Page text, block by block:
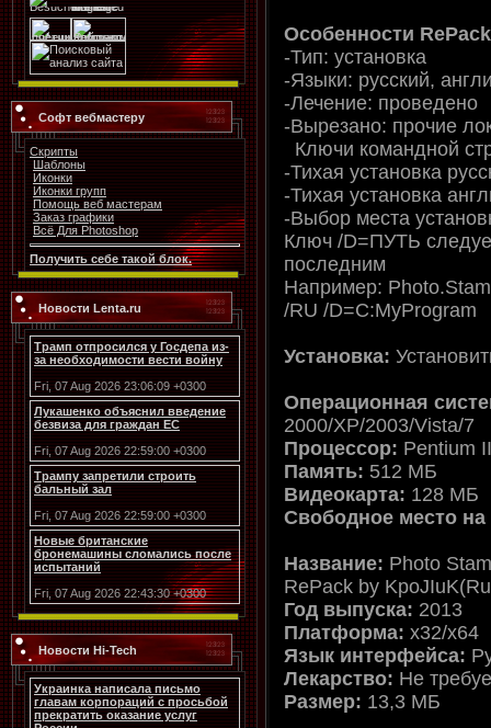
Софт вебмастеру
Скрипты
Шаблоны
Иконки
Иконки групп
Помощь веб мастерам
Заказ графики
Всё Для Photoshop
Получить себе такой блок.
Новости Lenta.ru
Трамп отпросился у Госдепа из-
за необходимости вести войну
Fri, 07 Aug 2026 23:06:09 +0300
Лукашенко объяснил введение
безвиза для граждан ЕС
Fri, 07 Aug 2026 22:59:00 +0300
Трампу запретили строить
бальный зал
Fri, 07 Aug 2026 22:59:00 +0300
Новые британские
бронемашины сломались после
испытаний
Fri, 07 Aug 2026 22:43:30 +0300
Новости Hi-Tech
Украинка написала письмо
главам корпораций с просьбой
прекратить оказание услуг
Особенности
-Тип: установка
-Языки: русский,
-Лечение: проведено
-Вырезано: прочие
Ключи командной
-Тихая установка
-Тихая установка
-Выбор места
Ключ /D=ПУТЬ
последним
Например:
/RU /D=C:MyProgram
Установка:
Операционная
2000/XP/2003/Vista/7
Процессор: Pentium
Память: 512 МБ
Видеокарта: 128 МБ
Свободное место
Название: Photo
RePack by
Год выпуска: 2013
Платформа: x32/x64
Язык интерфейса:
Лекарство: Не
Размер: 13,3 МБ